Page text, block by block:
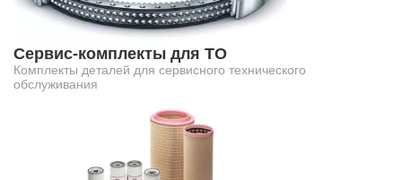
Сервис-комплекты для ТО
Комплекты деталей для сервисного технического
обслуживания